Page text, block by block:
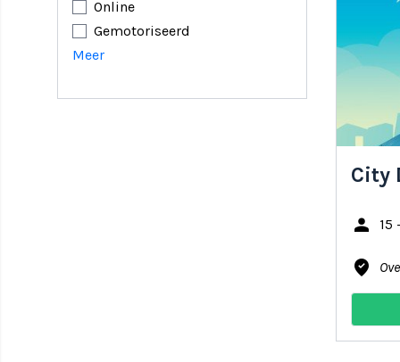
Online
Gemotoriseerd
Meer
City
person
15
where_to_vote